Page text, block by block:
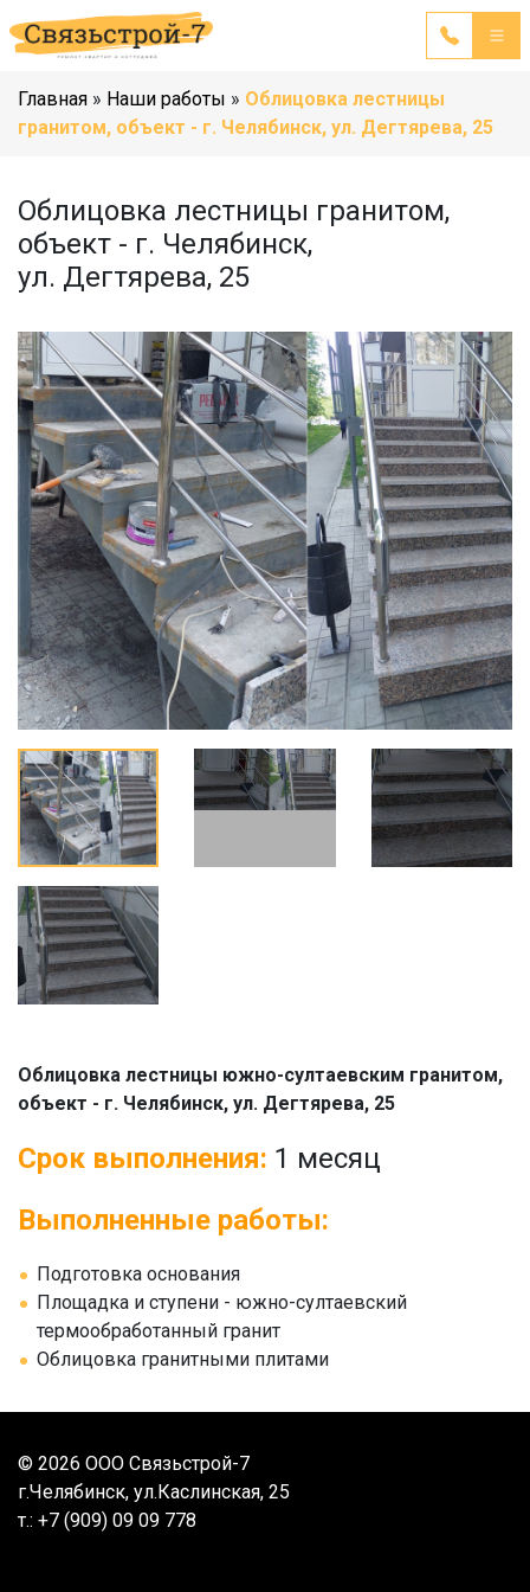
Главная » Наши работы » Облицовка лестницы
гранитом, объект - г. Челябинск, ул. Дегтярева, 25
Облицовка лестницы гранитом,
объект - г. Челябинск,
ул. Дегтярева, 25
Облицовка лестницы южно-султаевским гранитом,
объект - г. Челябинск, ул. Дегтярева, 25
Срок выполнения: 1 месяц
Выполненные работы:
Подготовка основания
Площадка и ступени - южно-султаевский
термообработанный гранит
Облицовка гранитными плитами
© 2026 ООО Связьстрой-7
г.Челябинск, ул.Каслинская, 25
т.: +7 (909) 09 09 778